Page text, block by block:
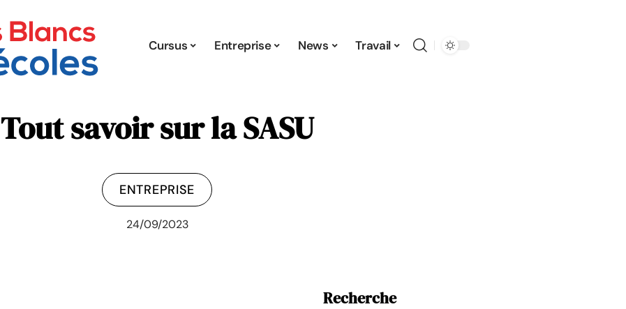
Cursus Entreprise News Travail
Tout savoir sur la SASU
ENTREPRISE
24/09/2023
Recherche